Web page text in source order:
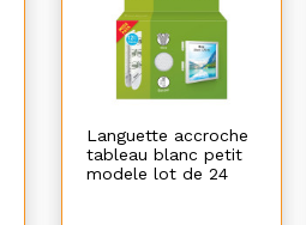
Languette accroche
tableau blanc petit
modele lot de 24